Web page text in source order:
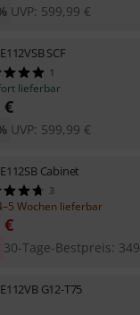
UVP: 599,99 €
E112VSB SCF
1
lieferbar
€
UVP: 599,99 €
E112SB Cabinet
3
Wochen lieferbar
€
30-Tage-Bestpreis: 349
E112VB G12-T75